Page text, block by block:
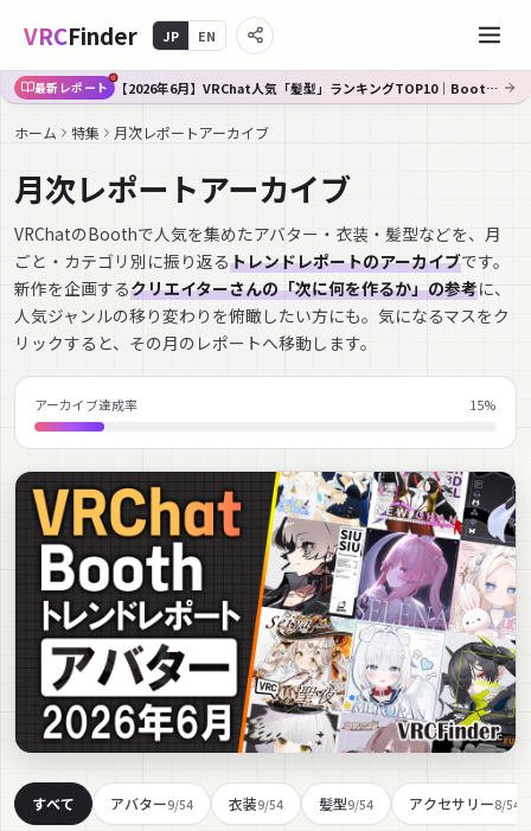
VRCFinder JP EN
最新レポート 【2026年6月】VRChat人気「髪型」ランキングTOP10｜Booth傾向分析
ホーム 特集 月次レポートアーカイブ
月次レポートアーカイブ
VRChatのBoothで人気を集めたアバター・衣装・髪型などを、月
ごと・カテゴリ別に振り返るトレンドレポートのアーカイブです。
新作を企画するクリエイターさんの「次に何を作るか」の参考に、
人気ジャンルの移り変わりを俯瞰したい方にも。気になるマスをク
リックすると、その月のレポートへ移動します。
アーカイブ達成率 15%
すべて アバター9/54 衣装9/54 髪型9/54 アクセサリー8/54